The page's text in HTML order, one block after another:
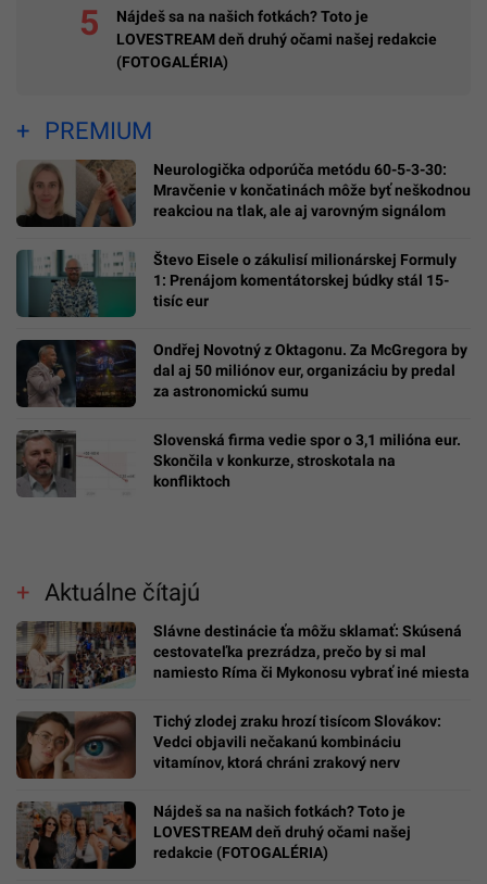
Nájdeš sa na našich fotkách? Toto je
LOVESTREAM deň druhý očami našej redakcie
(FOTOGALÉRIA)
PREMIUM
Neurologička odporúča metódu 60-5-3-30:
Mravčenie v končatinách môže byť neškodnou
reakciou na tlak, ale aj varovným signálom
Števo Eisele o zákulisí milionárskej Formuly
1: Prenájom komentátorskej búdky stál 15-
tisíc eur
Ondřej Novotný z Oktagonu. Za McGregora by
dal aj 50 miliónov eur, organizáciu by predal
za astronomickú sumu
Slovenská firma vedie spor o 3,1 milióna eur.
Skončila v konkurze, stroskotala na
konfliktoch
Aktuálne čítajú
Slávne destinácie ťa môžu sklamať: Skúsená
cestovateľka prezrádza, prečo by si mal
namiesto Ríma či Mykonosu vybrať iné miesta
Tichý zlodej zraku hrozí tisícom Slovákov:
Vedci objavili nečakanú kombináciu
vitamínov, ktorá chráni zrakový nerv
Nájdeš sa na našich fotkách? Toto je
LOVESTREAM deň druhý očami našej
redakcie (FOTOGALÉRIA)